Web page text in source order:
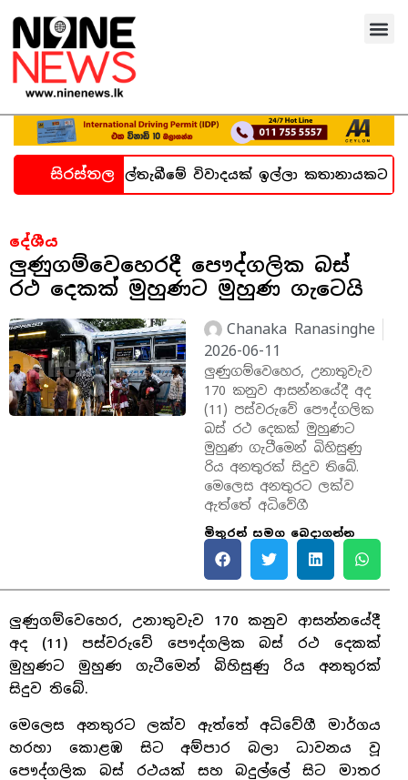
සිරස්තල
හදිසි කල්තැබීමේ විවාදයක් ඉල්ලා කතානායකට ලිපියක්
දේශීය
ලුණුගම්වෙහෙරදී පෞද්ගලික බස්
රථ දෙකක් මුහුණට මුහුණ ගැටෙයි
Chanaka Ranasinghe
2026-06-11
ලුණුගම්වෙහෙර, උනාතුවැව
170 කනුව ආසන්නයේදී අද
(11) පස්වරුවේ පෞද්ගලික
බස් රථ දෙකක් මුහුණට
මුහුණ ගැටීමෙන් බිහිසුණු
රිය අනතුරක් සිදුව තිබේ.
මෙලෙස අනතුරට ලක්ව
ඇත්තේ අධිවේගී
මිතුරන් සමග බෙදාගන්න
ලුණුගම්වෙහෙර, උනාතුවැව 170 කනුව ආසන්නයේදී
අද (11) පස්වරුවේ පෞද්ගලික බස් රථ දෙකක්
මුහුණට මුහුණ ගැටීමෙන් බිහිසුණු රිය අනතුරක්
සිදුව තිබේ.
මෙලෙස අනතුරට ලක්ව ඇත්තේ අධිවේගී මාර්ගය
හරහා කොළඹ සිට අම්පාර බලා ධාවනය වූ
පෞද්ගලික බස් රථයක් සහ බදුල්ලේ සිට මාතර